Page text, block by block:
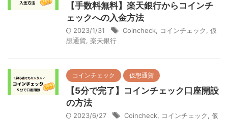
【手数料無料】楽天銀行からコインチ
ェックへの入金方法
2023/1/31 Coincheck コインチェック
仮
想通貨 楽天銀行
コインチェック 仮想通貨
【5分で完了】コインチェック口座開設
の方法
2023/6/27 Coincheck コインチェック
仮